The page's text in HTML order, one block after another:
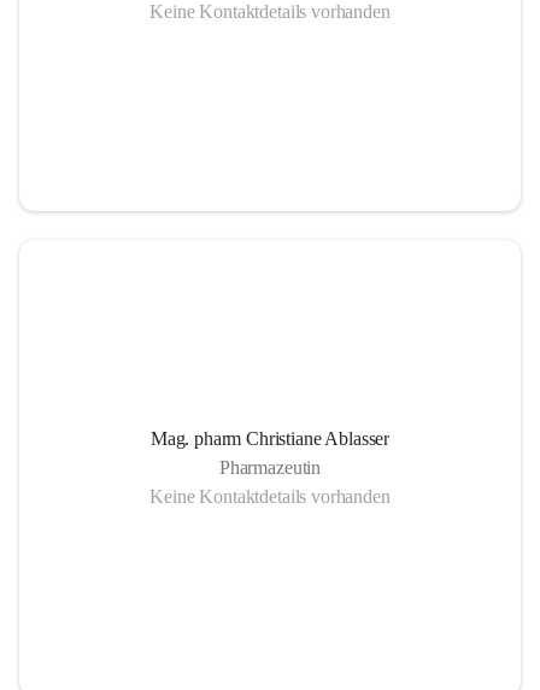
Keine Kontaktdetails vorhanden
Mag. pharm Christiane Ablasser
Pharmazeutin
Keine Kontaktdetails vorhanden